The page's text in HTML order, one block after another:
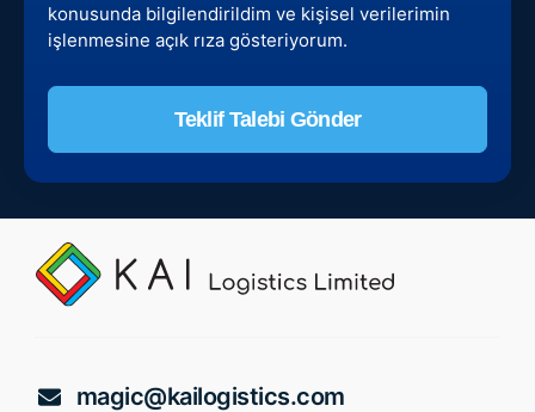
konusunda bilgilendirildim ve kişisel verilerimin
işlenmesine açık rıza gösteriyorum.
Teklif Talebi Gönder
bırakılmalıdır
magic@kailogistics.com